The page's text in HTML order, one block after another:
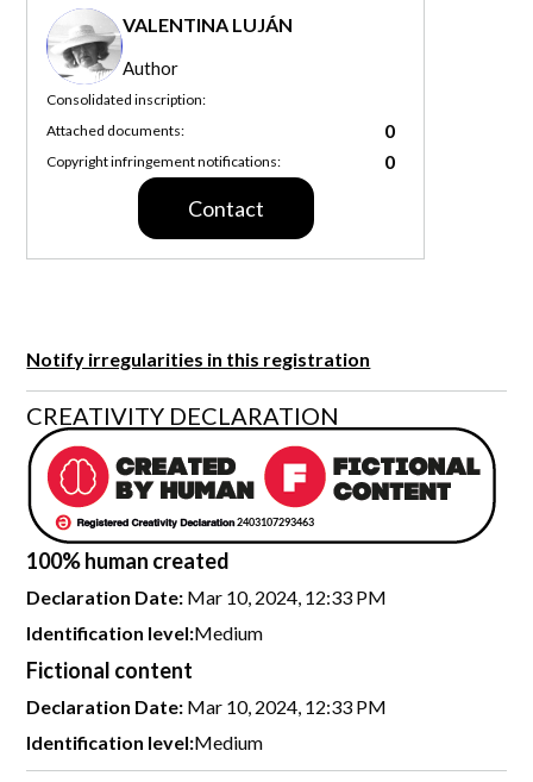
VALENTINA LUJÁN
Author
Consolidated inscription:
Attached documents:
0
Copyright infringement notifications: 0
Contact
Notify irregularities in this registration
CREATIVITY DECLARATION
100% human created
Declaration Date: Mar 10, 2024, 12:33 PM
Identification level:Medium
Fictional content
Declaration Date: Mar 10, 2024, 12:33 PM
Identification level:Medium